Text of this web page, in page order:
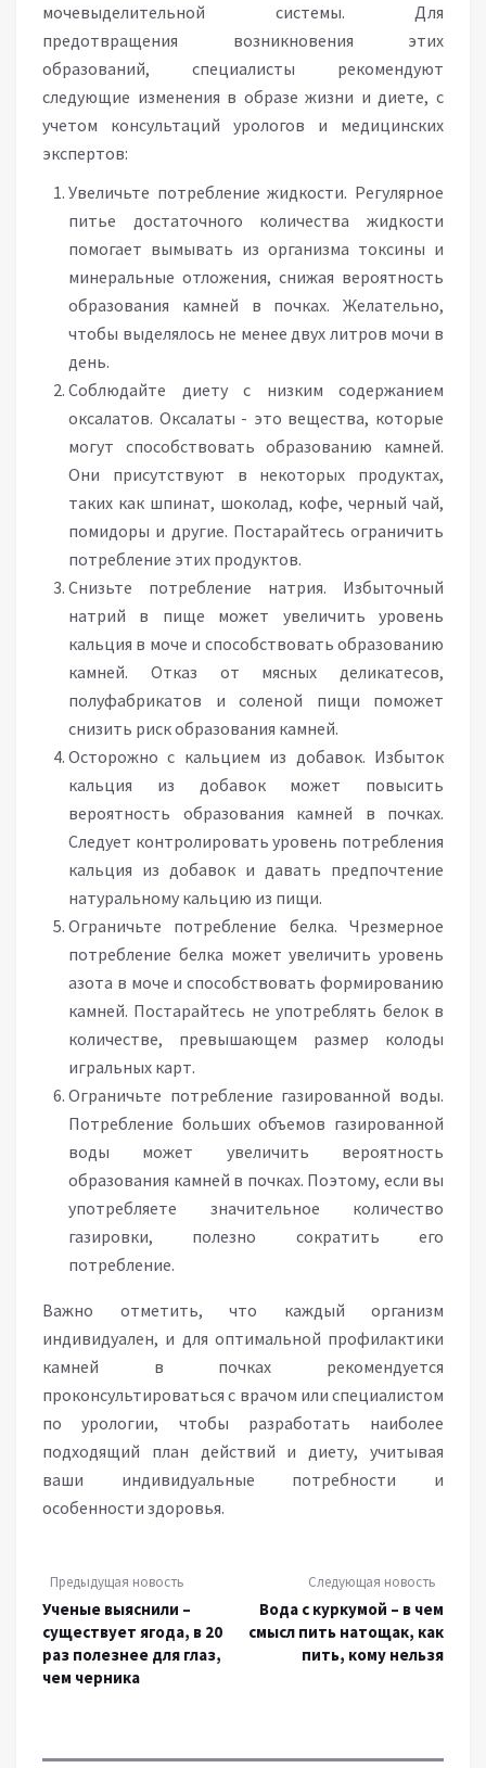
мочевыделительной системы. Для
предотвращения возникновения этих
образований, специалисты рекомендуют
следующие изменения в образе жизни и диете, с
учетом консультаций урологов и медицинских
экспертов:
Увеличьте потребление жидкости. Регулярное
питье достаточного количества жидкости
помогает вымывать из организма токсины и
минеральные отложения, снижая вероятность
образования камней в почках. Желательно,
чтобы выделялось не менее двух литров мочи в
день.
Соблюдайте диету с низким содержанием
оксалатов. Оксалаты - это вещества, которые
могут способствовать образованию камней.
Они присутствуют в некоторых продуктах,
таких как шпинат, шоколад, кофе, черный чай,
помидоры и другие. Постарайтесь ограничить
потребление этих продуктов.
Снизьте потребление натрия. Избыточный
натрий в пище может увеличить уровень
кальция в моче и способствовать образованию
камней. Отказ от мясных деликатесов,
полуфабрикатов и соленой пищи поможет
снизить риск образования камней.
Осторожно с кальцием из добавок. Избыток
кальция из добавок может повысить
вероятность образования камней в почках.
Следует контролировать уровень потребления
кальция из добавок и давать предпочтение
натуральному кальцию из пищи.
Ограничьте потребление белка. Чрезмерное
потребление белка может увеличить уровень
азота в моче и способствовать формированию
камней. Постарайтесь не употреблять белок в
количестве, превышающем размер колоды
игральных карт.
Ограничьте потребление газированной воды.
Потребление больших объемов газированной
воды может увеличить вероятность
образования камней в почках. Поэтому, если вы
употребляете значительное количество
газировки, полезно сократить его
потребление.
Важно отметить, что каждый организм
индивидуален, и для оптимальной профилактики
камней в почках рекомендуется
проконсультироваться с врачом или специалистом
по урологии, чтобы разработать наиболее
подходящий план действий и диету, учитывая
ваши индивидуальные потребности и
особенности здоровья.
Предыдущая новость
Ученые выяснили –
существует ягода, в 20
раз полезнее для глаз,
чем черника
Следующая новость
Вода с куркумой – в чем
смысл пить натощак, как
пить, кому нельзя